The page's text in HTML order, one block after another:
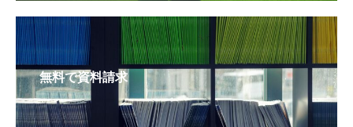
無料で資料請求